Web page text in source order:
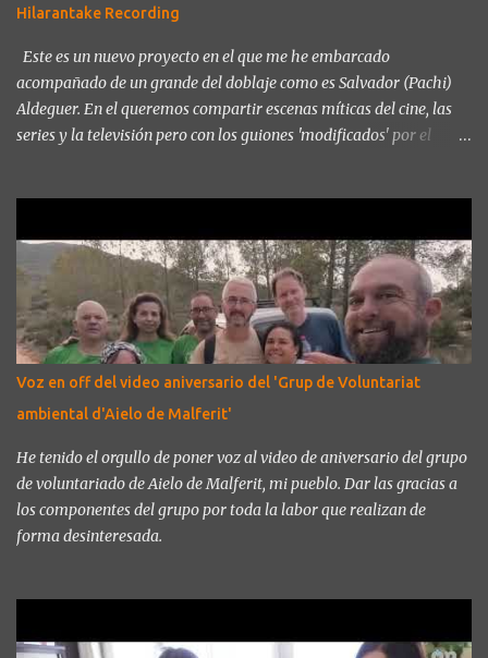
Hilarantake Recording
Este es un nuevo proyecto en el que me he embarcado
acompañado de un grande del doblaje como es Salvador (Pachi)
Aldeguer. En el queremos compartir escenas míticas del cine, las
series y la televisión pero con los guiones 'modificados' por el
atreva a seguir nuestro perfil en instagram @hilarantakerecording
o en X @hilarantake.
Voz en off del video aniversario del 'Grup de Voluntariat
ambiental d'Aielo de Malferit'
He tenido el orgullo de poner voz al video de aniversario del grupo
de voluntariado de Aielo de Malferit, mi pueblo. Dar las gracias a
los componentes del grupo por toda la labor que realizan de
forma desinteresada.